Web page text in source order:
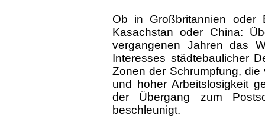
Ob in Großbritannien oder
Kasachstan oder China:
vergangenen Jahren das
Interesses städtebaulicher
Zonen der Schrumpfung,
und hoher Arbeitslosigkeit
der Übergang zum
beschleunigt.